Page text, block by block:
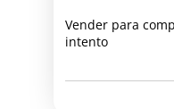
Vender para
intento